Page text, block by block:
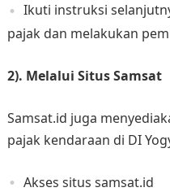
Ikuti instruksi
pajak dan melakukan
2). Melalui Situs Samsat
Samsat.id juga
pajak kendaraan di DI
Akses situs samsat.id